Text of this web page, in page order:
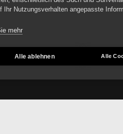
Ihr Nutzungsverhalten angepasste
mehr
Alle ablehnen Alle